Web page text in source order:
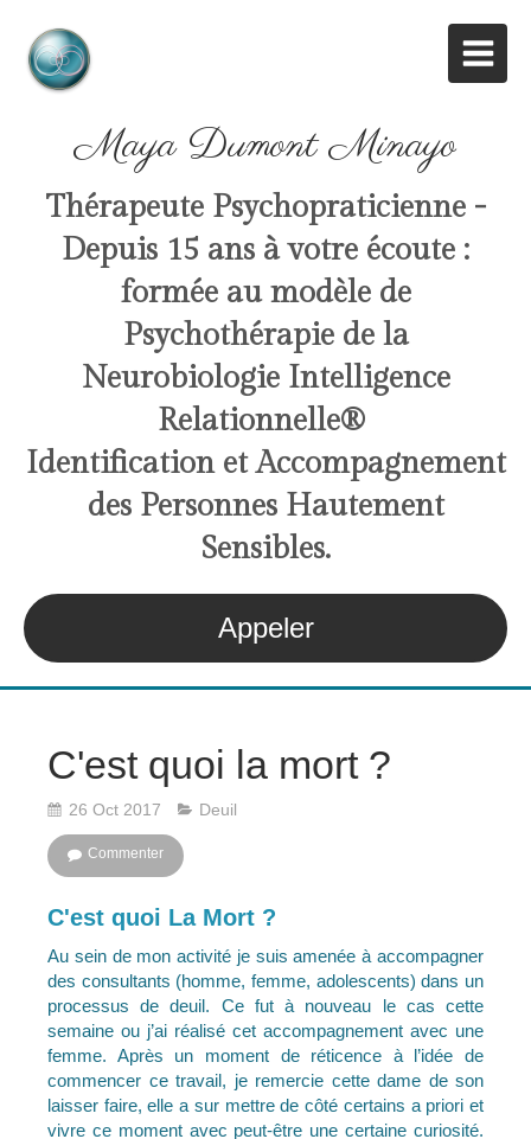
Maya Dumont Minayo
Thérapeute Psychopraticienne -
Depuis 15 ans à votre écoute :
formée au modèle de
Psychothérapie de la
Neurobiologie Intelligence
Relationnelle®
Identification et Accompagnement
des Personnes Hautement
Sensibles.
Appeler
C'est quoi la mort ?
26 Oct 2017 Deuil
Commenter
C'est quoi La Mort ?
Au sein de mon activité je suis amenée à accompagner
des consultants (homme, femme, adolescents) dans un
processus de deuil. Ce fut à nouveau le cas cette
semaine ou j’ai réalisé cet accompagnement avec une
femme. Après un moment de réticence à l’idée de
commencer ce travail, je remercie cette dame de son
laisser faire, elle a sur mettre de côté certains a priori et
vivre ce moment avec peut-être une certaine curiosité.